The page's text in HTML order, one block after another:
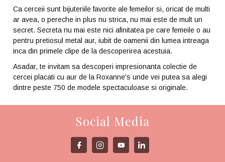
Ca cerceii sunt bijuteriile favorite ale femeilor si, oricat de multi
ar avea, o pereche in plus nu strica, nu mai este de mult un
secret. Secreta nu mai este nici afinitatea pe care femeile o au
pentru pretiosul metal aur, iubit de oamenii din lumea intreaga
inca din primele clipe de la descoperirea acestuia.
Asadar, te invitam sa descoperi impresionanta colectie de
cercei placati cu aur de la Roxanne's unde vei putea sa alegi
dintre peste 750 de modele spectaculoase si originale.
Social Media